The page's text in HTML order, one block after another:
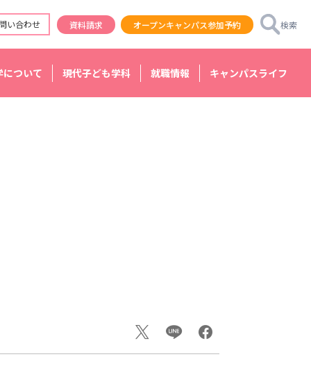
い合わせ 資料請求 オープンキャンパス参加予約 検索
について 現代子ども学科 就職情報 キャンパスライフ